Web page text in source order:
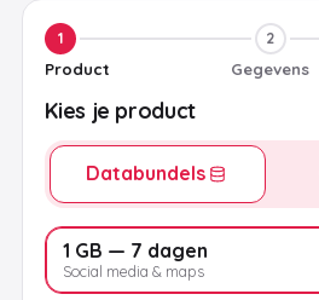
1
Product
2
Gegevens
Kies je product
Databundels
1 GB — 7 dagen
Social media & maps